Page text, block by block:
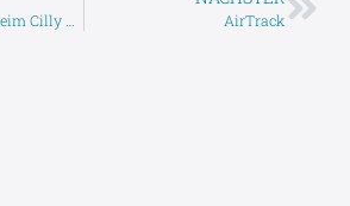
TV Mülfort-Bell beim Cilly Knaust Pokal AirTrack